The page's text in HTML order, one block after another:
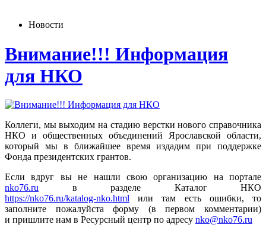
Новости
Внимание!!! Информация
для НКО
Коллеги, мы выходим на стадию верстки нового справочника
НКО и общественных объединений Ярославской области,
который мы в ближайшее время издадим при поддержке
Фонда президентских грантов.
Если вдруг вы не нашли свою организацию на портале
nko76.ru в разделе Каталог НКО
https://nko76.ru/katalog-nko.html или там есть ошибки, то
заполните пожалуйста форму (в первом комментарии)
и пришлите нам в Ресурсный центр по адресу nko@nko76.ru